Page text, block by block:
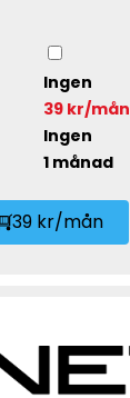
Ingen
39 kr/mån
Ingen
1 månad
39 kr/mån